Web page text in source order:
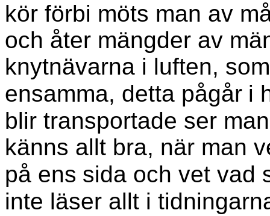
kör förbi möts man av
och åter mängder av
knytnävarna i luften,
ensamma, detta pågår i
blir transportade ser
känns allt bra, när man
på ens sida och vet vad
inte läser allt i